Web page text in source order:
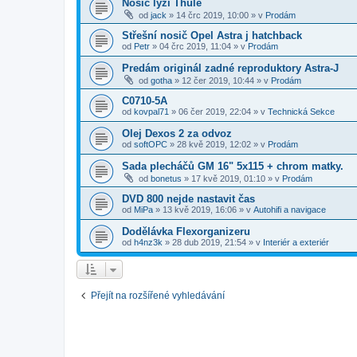
Nosič lyží Thule
od jack » 14 črc 2019, 10:00 » v Prodám
Střešní nosič Opel Astra j hatchback
od Petr » 04 črc 2019, 11:04 » v Prodám
Predám originál zadné reproduktory Astra-J
od gotha » 12 čer 2019, 10:44 » v Prodám
C0710-5A
od kovpal71 » 06 čer 2019, 22:04 » v Technická Sekce
Olej Dexos 2 za odvoz
od softOPC » 28 kvě 2019, 12:02 » v Prodám
Sada plecháčů GM 16" 5x115 + chrom matky.
od bonetus » 17 kvě 2019, 01:10 » v Prodám
DVD 800 nejde nastavit čas
od MiPa » 13 kvě 2019, 16:06 » v Autohifi a navigace
Dodělávka Flexorganizeru
od h4nz3k » 28 dub 2019, 21:54 » v Interiér a exteriér
Přejít na rozšířené vyhledávání